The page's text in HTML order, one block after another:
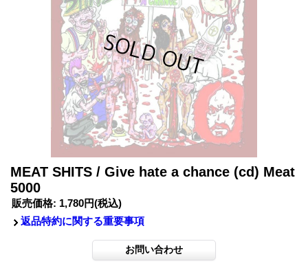
MEAT SHITS / Give hate a chance (cd) Meat
5000
販売価格: 1,780円(税込)
返品特約に関する重要事項